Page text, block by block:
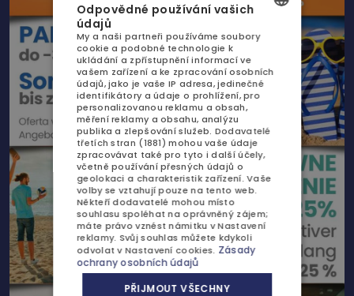
GASTRONOMIE
AQUAPARK
SPA
ATRAKCE
GALERIE
KONTAKT
NABÍDKY A AKCE
POLISH
ENGLISH
GERMAN
Odpovědné používání vašich
údajů
My a naši partneři používáme soubory
cookie a podobné technologie k
ukládání a zpřístupnění informací ve
vašem zařízení a ke zpracování osobních
údajů, jako je vaše IP adresa, jedinečné
identifikátory a údaje o prohlížení, pro
personalizovanou reklamu a obsah,
měření reklamy a obsahu, analýzu
publika a zlepšování služeb. Dodavatelé
třetích stran (1881) mohou vaše údaje
zpracovávat také pro tyto i další účely,
včetně používání přesných údajů o
geolokaci a charakteristik zařízení. Vaše
volby se vztahují pouze na tento web.
Někteří dodavatelé mohou místo
souhlasu spoléhat na oprávněný zájem;
máte právo vznést námitku vNastavení
reklamy. Svůj souhlas můžete kdykoli
odvolat vNastavení cookies. Zásady
ochrany osobních údajů
PŘIJMOUT VŠECHNY